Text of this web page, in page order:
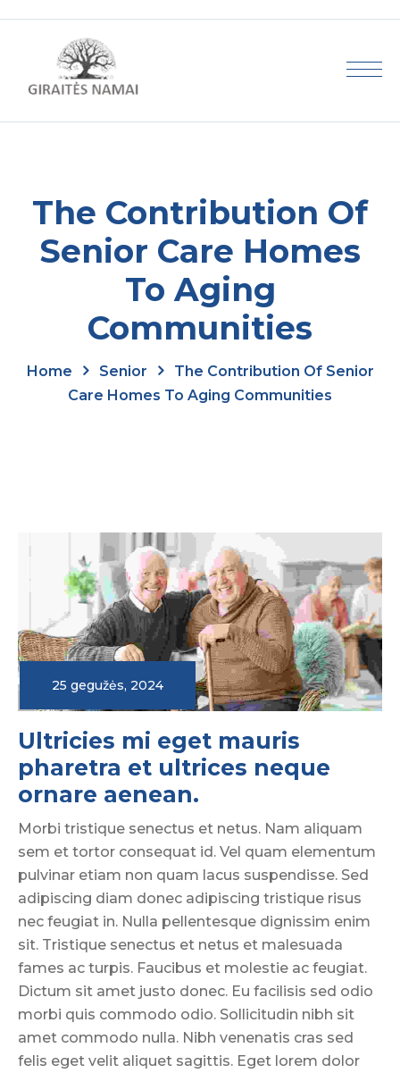
The Contribution Of
Senior Care Homes
To Aging
Communities
Home Senior
The Contribution Of Senior
Care Homes To Aging Communities
25 gegužės, 2024
Ultricies mi eget mauris
pharetra et ultrices neque
ornare aenean.
Morbi tristique senectus et netus. Nam aliquam
sem et tortor consequat id. Vel quam elementum
pulvinar etiam non quam lacus suspendisse. Sed
adipiscing diam donec adipiscing tristique risus
nec feugiat in. Nulla pellentesque dignissim enim
sit. Tristique senectus et netus et malesuada
fames ac turpis. Faucibus et molestie ac feugiat.
Dictum sit amet justo donec. Eu facilisis sed odio
morbi quis commodo odio. Sollicitudin nibh sit
amet commodo nulla. Nibh venenatis cras sed
felis eget velit aliquet sagittis. Eget lorem dolor